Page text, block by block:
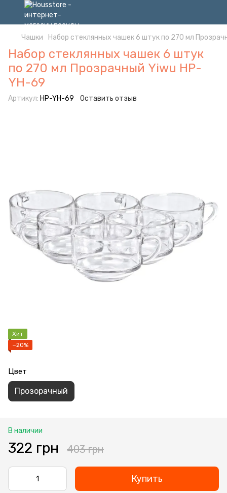
Чашки Набор стеклянных чашек 6 штук по 270 мл
Набор стеклянных чашек 6 штук
по 270 мл Прозрачный Yiwu HP-
YH-69
Артикул: HP-YH-69 Оставить отзыв
Хит
−20%
Цвет
Прозорачный
В наличии
322 грн 403 грн
Купить